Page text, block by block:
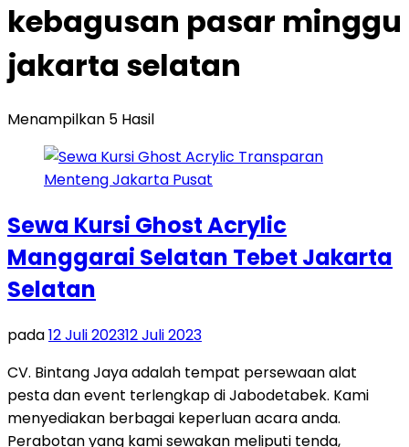
kebagusan pasar minggu
jakarta selatan
Menampilkan 5 Hasil
Sewa Kursi Ghost Acrylic
Manggarai Selatan Tebet Jakarta
Selatan
pada12 Juli 202312 Juli 2023
CV. Bintang Jaya adalah tempat persewaan alat
pesta dan event terlengkap di Jabodetabek. Kami
menyediakan berbagai keperluan acara anda.
Perabotan yang kami sewakan meliputi tenda,